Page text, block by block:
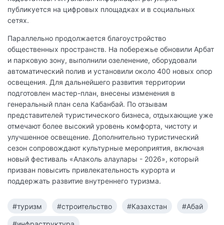
публикуется на цифровых площадках и в социальных
сетях.
Параллельно продолжается благоустройство
общественных пространств. На побережье обновили Арбат
и парковую зону, выполнили озеленение, оборудовали
автоматический полив и установили около 400 новых опор
освещения. Для дальнейшего развития территории
подготовлен мастер-план, внесены изменения в
генеральный план села Кабанбай. По отзывам
представителей туристического бизнеса, отдыхающие уже
отмечают более высокий уровень комфорта, чистоту и
улучшенное освещение. Дополнительно туристический
сезон сопровождают культурные мероприятия, включая
новый фестиваль «Алаколь алаулары - 2026», который
призван повысить привлекательность курорта и
поддержать развитие внутреннего туризма.
#туризм #строительство #Казахстан #Абай